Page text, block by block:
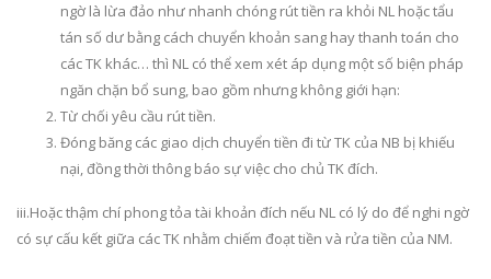
ngờ là lừa đảo như nhanh chóng rút tiền ra khỏi NL hoặc tẩu
tán số dư bằng cách chuyển khoản sang hay thanh toán cho
các TK khác… thì NL có thể xem xét áp dụng một số biện pháp
ngăn chặn bổ sung, bao gồm nhưng không giới hạn:
Từ chối yêu cầu rút tiền.
Đóng băng các giao dịch chuyển tiền đi từ TK của NB bị khiếu
nại, đồng thời thông báo sự việc cho chủ TK đích.
iii.Hoặc thậm chí phong tỏa tài khoản đích nếu NL có lý do để nghi ngờ
có sự cấu kết giữa các TK nhằm chiếm đoạt tiền và rửa tiền của NM.